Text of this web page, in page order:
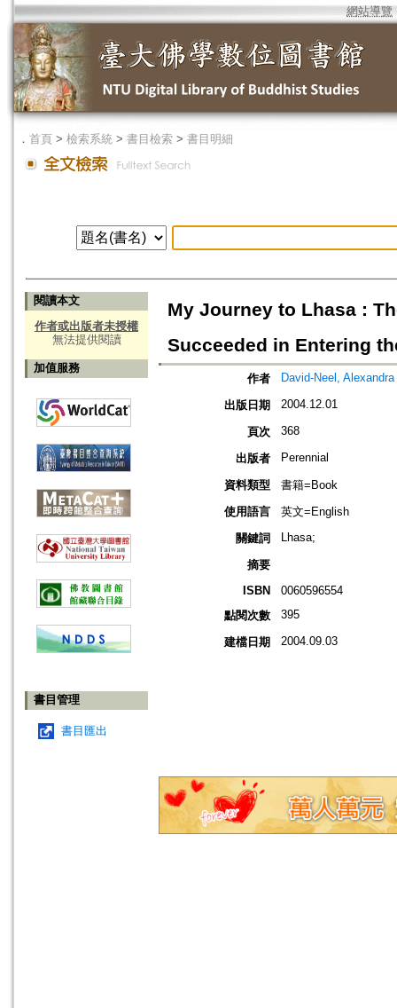
網站導覽
． 首頁 > 檢索系統 > 書目檢索 > 書目明細
閱讀本文
作者或出版者未授權
無法提供閱讀
加值服務
書目管理
書目匯出
My Journey to Lhasa :
Succeeded in Entering
作者 David-Neel, Alexandra
出版日期 2004.12.01
頁次 368
出版者 Perennial
資料類型
書籍=Book
使用語言
英文=English
關鍵詞
Lhasa;
摘要
ISBN
0060596554
點閱次數
395
建檔日期 2004.09.03